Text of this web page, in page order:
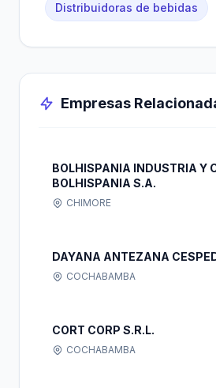
Distribuidoras de bebidas
Empresas
BOLHISPANIA INDUSTRIA Y
BOLHISPANIA S.A.
CHIMORE
DAYANA ANTEZANA
COCHABAMBA
CORT CORP S.R.L.
COCHABAMBA